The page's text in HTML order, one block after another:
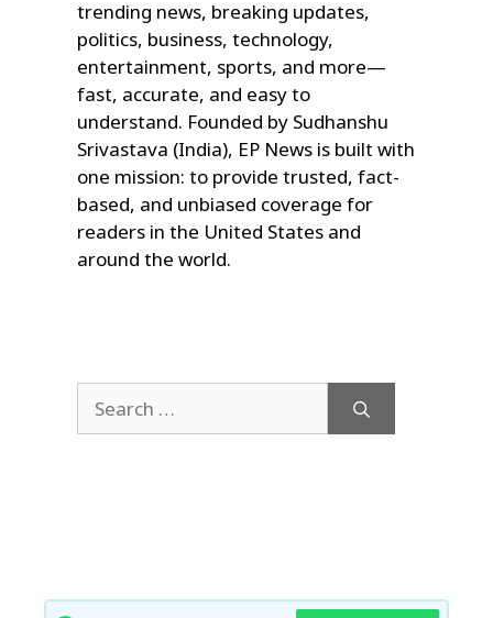
trending news, breaking updates,
politics, business, technology,
entertainment, sports, and more—
fast, accurate, and easy to
understand. Founded by Sudhanshu
Srivastava (India), EP News is built with
one mission: to provide trusted, fact-
based, and unbiased coverage for
readers in the United States and
around the world.
for: